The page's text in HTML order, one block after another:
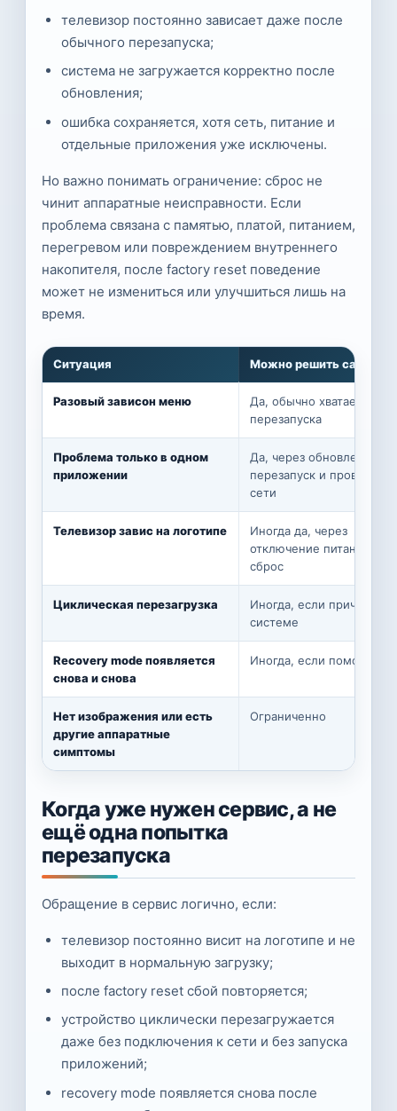
телевизор постоянно зависает даже после
обычного перезапуска;
система не загружается корректно после
обновления;
ошибка сохраняется, хотя сеть, питание и
отдельные приложения уже исключены.
Но важно понимать ограничение: сброс не
чинит аппаратные неисправности. Если
проблема связана с памятью, платой, питанием,
перегревом или повреждением внутреннего
накопителя, после factory reset поведение
может не измениться или улучшиться лишь на
время.
Ситуация Можно решить самому
Разовый зависон меню
Да, обычно хватает
перезапуска
Проблема только в одном
приложении
Да, через обновление,
перезапуск и проверку
сети
Телевизор завис на логотипе
Иногда да, через
отключение питания и
сброс
Циклическая перезагрузка
Иногда, если причина в
системе
Recovery mode появляется
снова и снова
Иногда, если помог reset
Нет изображения или есть
другие аппаратные
симптомы
Ограниченно
Когда уже нужен сервис, а не
ещё одна попытка
перезапуска
Обращение в сервис логично, если:
телевизор постоянно висит на логотипе и не
выходит в нормальную загрузку;
после factory reset сбой повторяется;
устройство циклически перезагружается
даже без подключения к сети и без запуска
приложений;
recovery mode появляется снова после